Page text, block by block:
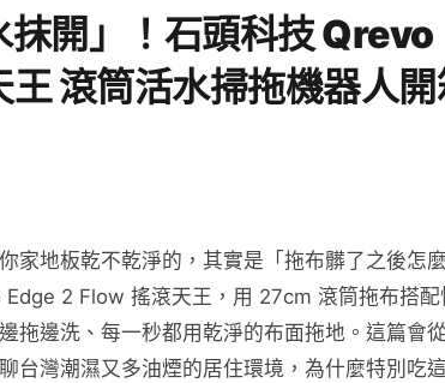
開」！石頭科技 Qrevo
滾筒活水掃拖機器人開
家地板乾不乾淨的，其實是「拖布髒了之後怎麼
2 Flow 搖滾天王，用 27cm 滾筒拖布搭配
拖邊洗、每一秒都用乾淨的布面拖地。這篇會
台灣潮濕又多油煙的居住環境，為什麼特別吃